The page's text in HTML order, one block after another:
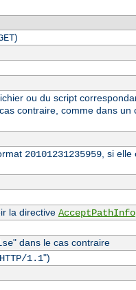
)
ou du script
contraire, comme dans
20101231235959, si elle
la directive AcceptPathInfo
" dans le cas contraire
1.1")